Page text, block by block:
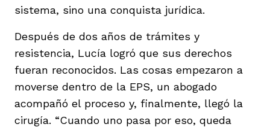
sistema, sino una conquista jurídica.
Después de dos años de trámites y
resistencia, Lucía logró que sus derechos
fueran reconocidos. Las cosas empezaron a
moverse dentro de la EPS, un abogado
acompañó el proceso y, finalmente, llegó la
cirugía. “Cuando uno pasa por eso, queda